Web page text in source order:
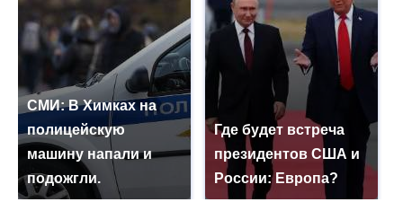
СМИ: В Химках на
полицейскую
машину напали и
подожгли.
Где будет встреча
президентов США и
России: Европа?